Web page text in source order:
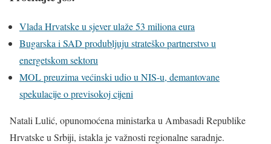
Vlada Hrvatske u sjever ulaže 53 miliona eura
Bugarska i SAD produbljuju strateško partnerstvo u
energetskom sektoru
MOL preuzima većinski udio u NIS-u, demantovane
spekulacije o previsokoj cijeni
Natali Lulić, opunomoćena ministarka u Ambasadi Republike
Hrvatske u Srbiji, istakla je važnosti regionalne saradnje.